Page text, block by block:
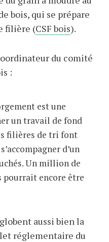
bois, qui se prépare
filière (CSF bois).
du comité
:
est une
un travail de fond
filières de tri font
d’un
Un million de
pourrait encore être
aussi bien la
réglementaire du